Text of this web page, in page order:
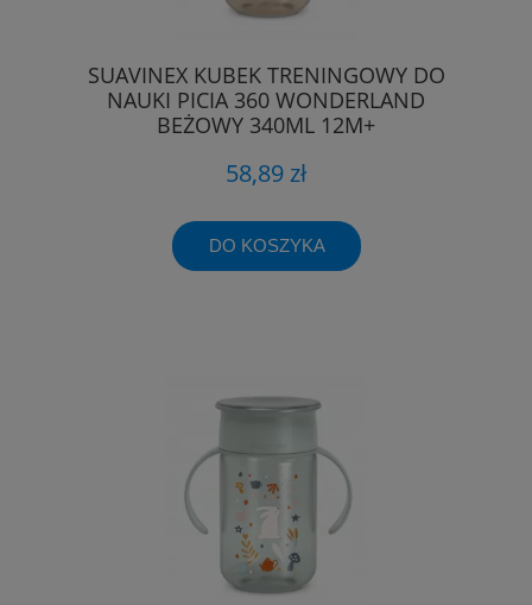
SUAVINEX KUBEK TRENINGOWY DO
NAUKI PICIA 360 WONDERLAND
BEŻOWY 340ML 12M+
58,89 zł
DO KOSZYKA